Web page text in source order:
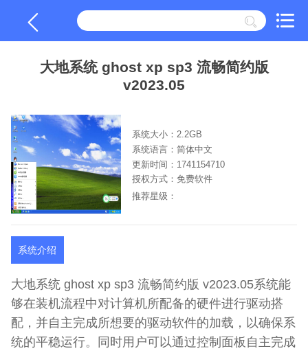
大地系统 ghost xp sp3 流畅简约版
v2023.05
系统大小：2.2GB
系统语言：简体中文
更新时间：1741154710
授权方式：免费软件
推荐星级：
系统介绍
大地系统 ghost xp sp3 流畅简约版 v2023.05系统能
够在装机流程中对计算机所配备的硬件进行驱动搭
配，并自主完成所想要的驱动软件的加载，以确保系
统的平稳运行。同时用户可以通过控制面板自主完成